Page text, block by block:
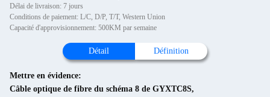
Délai de livraison: 7 jours
Conditions de paiement: L/C, D/P, T/T, Western Union
Capacité d'approvisionnement: 500KM par semaine
Détail Définition
Mettre en évidence:
Câble optique de fibre du schéma 8 de GYXTC8S,